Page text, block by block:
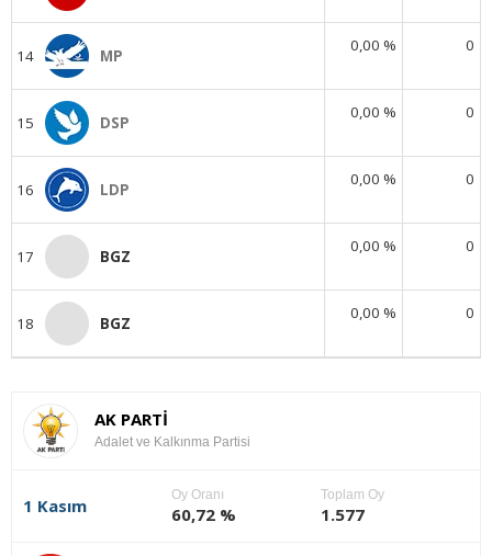
14 MP
0,00 % 0
15 DSP
0,00 % 0
16 LDP
0,00 % 0
17 BGZ
0,00 % 0
18 BGZ
0,00 % 0
AK PARTİ
Adalet ve Kalkınma Partisi
1 Kasım
Oy Oranı
60,72 %
Toplam Oy
1.577